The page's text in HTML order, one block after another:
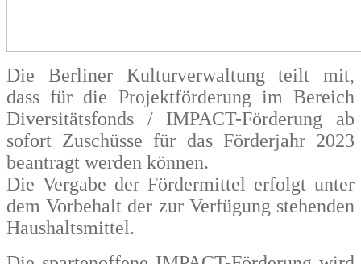
Die Berliner Kulturverwaltung teilt mit,
dass für die Projektförderung im Bereich
Diversitätsfonds / IMPACT-Förderung ab
sofort Zuschüsse für das Förderjahr 2023
beantragt werden können.
Die Vergabe der Fördermittel erfolgt unter
dem Vorbehalt der zur Verfügung stehenden
Haushaltsmittel.